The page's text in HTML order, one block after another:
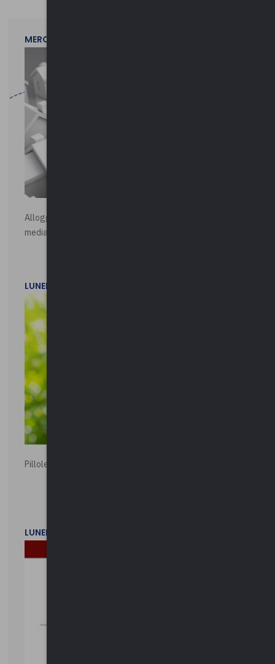
MERCOLEDì 29 LUGLIO 2026
Alloggi di Edilizia Residenziale Pubblica - Vendita all'asta
mediante procedura asincrona telematica
LUNEDì 20 LUGLIO 2026
Pillole ambientali | 2026
LUNEDì 2 FEBBRAIO 2026